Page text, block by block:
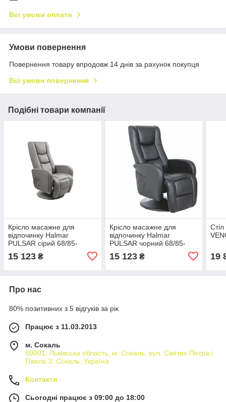
Всі умови оплати
Умови повернення
Повернення товару впродовж 14 днів за рахунок покупця
Всі умови повернення
Подібні товари компанії
Крісло масажне для
відпочинку Halmar
PULSAR сірий 68/85-
15 123 ₴
Крісло масажне для
відпочинку Halmar
PULSAR чорний 68/85-
15 123₴ 19
Про нас
80% позитивних з 5 відгуків за рік
Працює з 11.03.2013
м. Сокаль
80001, Львівська область, м. Сокаль, вул. Святих Петра і
Павла 3, Сокаль, Україна
Контакти
Сьогодні працює з 09:00 до 18:00